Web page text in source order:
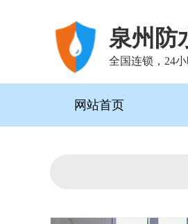
泉州防
全国连锁，24
网站首页